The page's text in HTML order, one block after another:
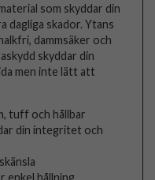
som skyddar din
skador. Ytans
dammsäker och
skyddar din
men inte lätt att
tuff och hållbar
din integritet och
enkel hållning